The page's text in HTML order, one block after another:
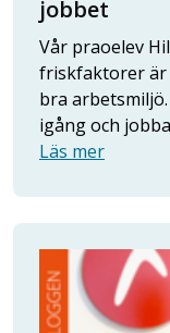
jobbet
Vår praoelev
friskfaktorer är
bra
igång och
Läs mer